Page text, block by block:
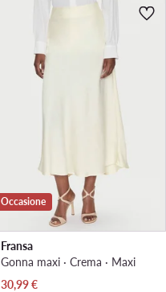
Occasione
Fransa
Gonna maxi · Crema · Maxi
Prezzo attuale
30,99€